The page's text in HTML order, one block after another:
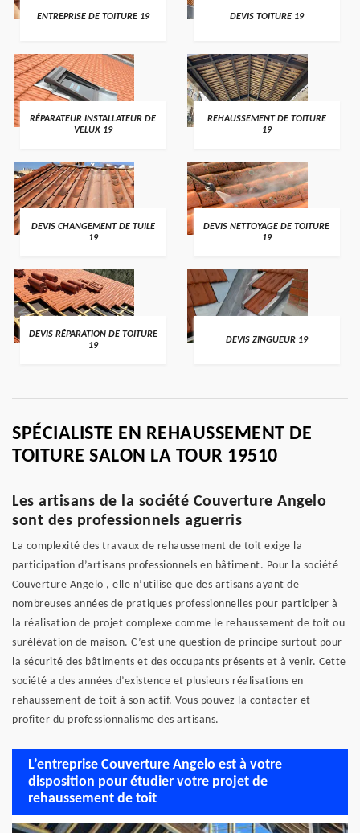
ENTREPRISE DE TOITURE 19 DEVIS TOITURE 19
RÉPARATEUR INSTALLATEUR DE
VELUX 19
REHAUSSEMENT DE TOITURE
19
DEVIS CHANGEMENT DE TUILE
19
DEVIS NETTOYAGE DE TOITURE
19
DEVIS RÉPARATION DE TOITURE
19
DEVIS ZINGUEUR 19
SPÉCIALISTE EN REHAUSSEMENT DE
TOITURE SALON LA TOUR 19510
Les artisans de la société Couverture Angelo
sont des professionnels aguerris
La complexité des travaux de rehaussement de toit exige la
participation d’artisans professionnels en bâtiment. Pour la société
Couverture Angelo , elle n’utilise que des artisans ayant de
nombreuses années de pratiques professionnelles pour participer à
la réalisation de projet complexe comme le rehaussement de toit ou
surélévation de maison. C’est une question de principe surtout pour
la sécurité des bâtiments et des occupants présents et à venir. Cette
société a des années d’existence et plusieurs réalisations en
rehaussement de toit à son actif. Vous pouvez la contacter et
profiter du professionnalisme des artisans.
L’entreprise Couverture Angelo est à votre
disposition pour étudier votre projet de
rehaussement de toit